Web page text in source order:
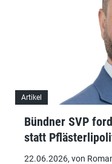
Artikel
Bündner SVP
statt
22.06.2026, von